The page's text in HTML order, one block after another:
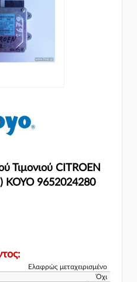
Τιμονιού CITROEN
KOYO 9652024280
Ελαφρώς μεταχειρισμένο
Όχι